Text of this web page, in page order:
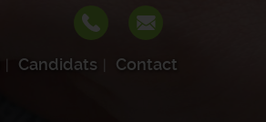
Candidats Contact